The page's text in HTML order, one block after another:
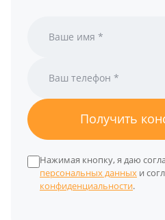
Получить
Нажимая кнопку, я даю
персональных данных и
конфиденциальности.